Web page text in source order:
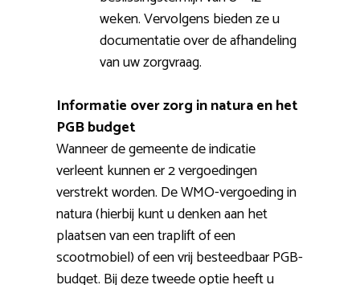
weken. Vervolgens bieden ze u
documentatie over de afhandeling
van uw zorgvraag.
Informatie over zorg in natura en het
PGB budget
Wanneer de gemeente de indicatie
verleent kunnen er 2 vergoedingen
verstrekt worden. De WMO-vergoeding in
natura (hierbij kunt u denken aan het
plaatsen van een traplift of een
scootmobiel) of een vrij besteedbaar PGB-
budget. Bij deze tweede optie heeft u